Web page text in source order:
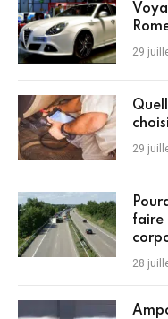
29
29
faire
28